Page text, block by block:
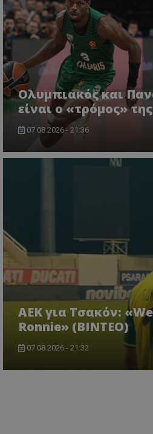
Ολυμπιακός και
είναι ο «τρόμος»
07.08.2026 - 21:36
ΑΕΚ για Τσακόν:
Ronnie» (ΒΙΝΤΕΟ)
07.08.2026 - 21:32